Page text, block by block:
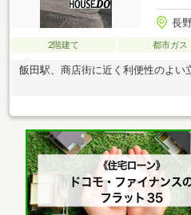
長
2階建て 都市ガス
飯田駅、商店街に近く利便性のよい